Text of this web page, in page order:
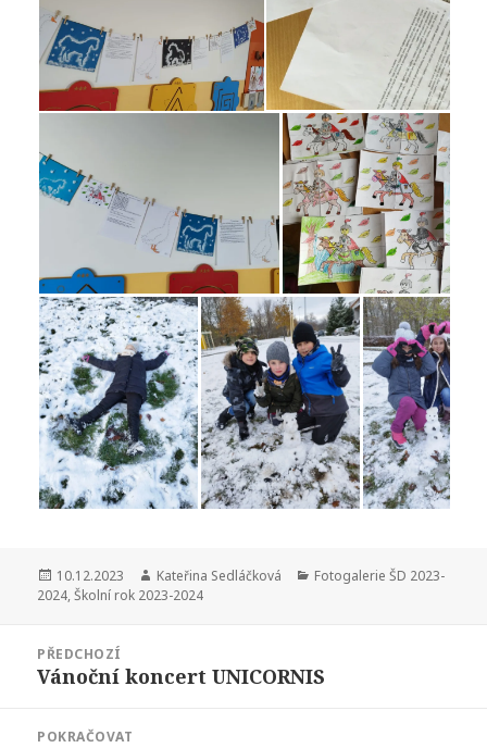
Publikováno:
10.12.2023 Autor:
Kateřina Sedláčková Rubriky:
Fotogalerie ŠD 2023-
2024,Školní rok 2023-2024
příspěvek
PŘEDCHOZÍ
Předchozí
Vánoční koncert UNICORNIS
POKRAČOVAT